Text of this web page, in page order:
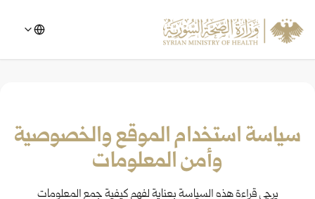
سياسة استخدام الموقع والخصوصية
وأمن المعلومات
يرجى قراءة هذه السياسة بعناية لفهم كيفية جمع المعلومات